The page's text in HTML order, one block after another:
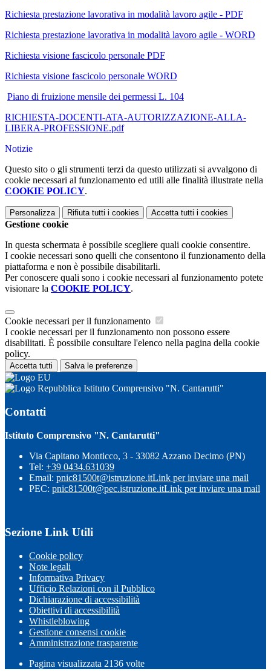
Richiesta prestazione lavorativa in modalità lavoro agile - PDF
Richiesta prestazione lavorativa in modalità lavoro agile - WORD
Richiesta visione fascicolo personale PDF
Richiesta visione fascicolo personale WORD
Piano di fruizione mensile dei permessi L. 104
RICHIESTA-DOCENTI-ATA-AUTORIZZAZIONE-ALLA-
LIBERA-PROFESSIONE.pdf
Notizie
Questo sito o gli strumenti terzi da questo utilizzati si avvalgono di
cookie necessari al funzionamento ed utili alle finalità illustrate nella
COOKIE POLICY.
Personalizza Rifiuta tutti i cookies Accetta tutti i cookies
Gestione cookie
In questa schermata è possibile scegliere quali cookie consentire.
I cookie necessari sono quelli che consentono il funzionamento della
piattaforma e non è possibile disabilitarli.
Per conoscere quali sono i cookie necessari al funzionamento potete
visionare la COOKIE POLICY.
Cookie necessari per il funzionamento
I cookie necessari per il funzionamento non possono essere
disabilitati. È possibile consultare l'elenco nella pagina della cookie
policy.
Accetta tutti Salva le preferenze
Istituto Comprensivo "N. Cantarutti"
Contatti
Istituto Comprensivo "N. Cantarutti"
Via Capitano Monticco, 3 - 33082 Azzano Decimo (PN)
Tel: +39 0434.631039
Email: pnic81500t@istruzione.itLink per inviare una mail
PEC: pnic81500t@pec.istruzione.itLink per inviare una mail
Sezione Link Utili
Cookie policy
Note legali
Informativa Privacy
Ufficio Relazioni con il Pubblico
Dichiarazione di accessibilità
Obiettivi di accessibilità
Whistleblowing
Gestione consensi cookie
Amministrazione trasparente
Pagina visualizzata 2136 volte